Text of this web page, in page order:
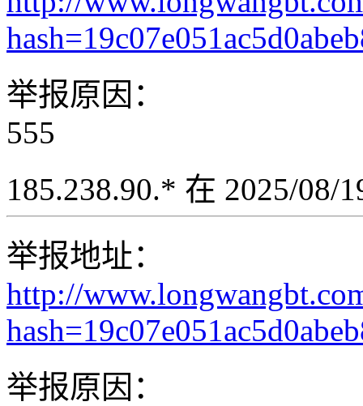
举报原因：
555
185.238.90.* 在 2025/08/
举报地址：
http://
举报原因：